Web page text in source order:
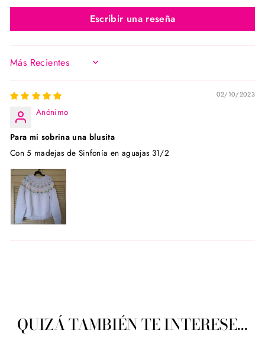
Escribir una reseña
SORT BY
02/10/2023
Anónimo
Para mi sobrina una blusita
Con 5 madejas de Sinfonía en aguajas 31/2
QUIZÁ TAMBIÉN TE INTERESE...